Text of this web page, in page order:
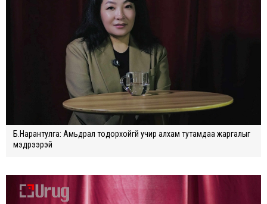
Б.Нарантулга: Амьдрал тодорхойгүй учир алхам тутамдаа жаргалыг
мэдрээрэй